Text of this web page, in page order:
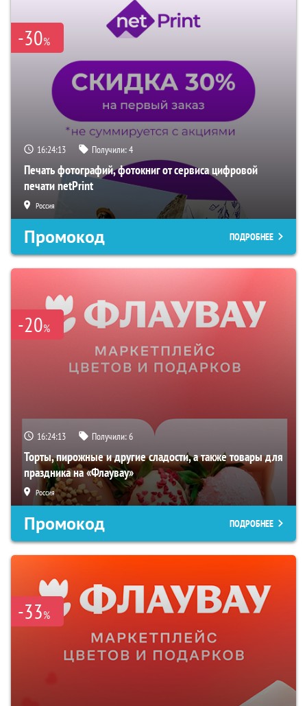
-30%
16:24:12 Получили:4
Печать фотографий, фотокниг от сервиса цифровой
печати netPrint
Россия
Промокод ПОДРОБНЕЕ
-20%
16:24:12 Получили:6
Торты, пирожные и другие сладости, а также товары для
праздника на «Флаувау»
Россия
Промокод ПОДРОБНЕЕ
-33%